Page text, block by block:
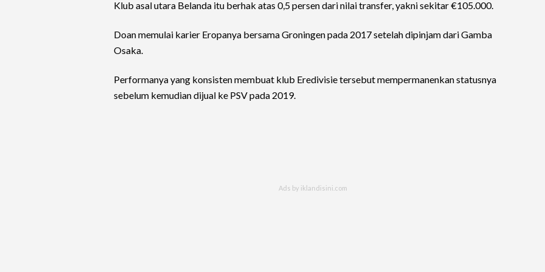
Klub asal utara Belanda itu berhak atas 0,5 persen dari nilai transfer, yakni sekitar €105.000.
Doan memulai karier Eropanya bersama Groningen pada 2017 setelah dipinjam dari Gamba
Osaka.
Performanya yang konsisten membuat klub Eredivisie tersebut mempermanenkan statusnya
sebelum kemudian dijual ke PSV pada 2019.